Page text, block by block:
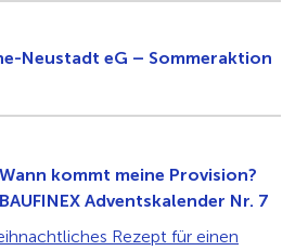
Neustadt eG – Sommeraktion
Wann kommt meine Provision?
BAUFINEX Adventskalender Nr. 7
Rezept für einen